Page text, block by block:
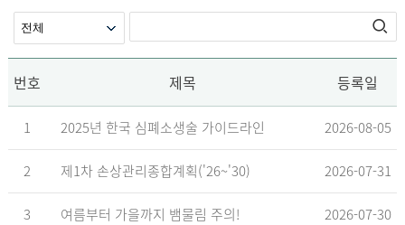
번호 제목 등록일
1 2025년 한국 심폐소생술 가이드라인 2026-08-05
2 제1차 손상관리종합계획('26~'30) 2026-07-31
3 여름부터 가을까지 뱀물림 주의! 2026-07-30